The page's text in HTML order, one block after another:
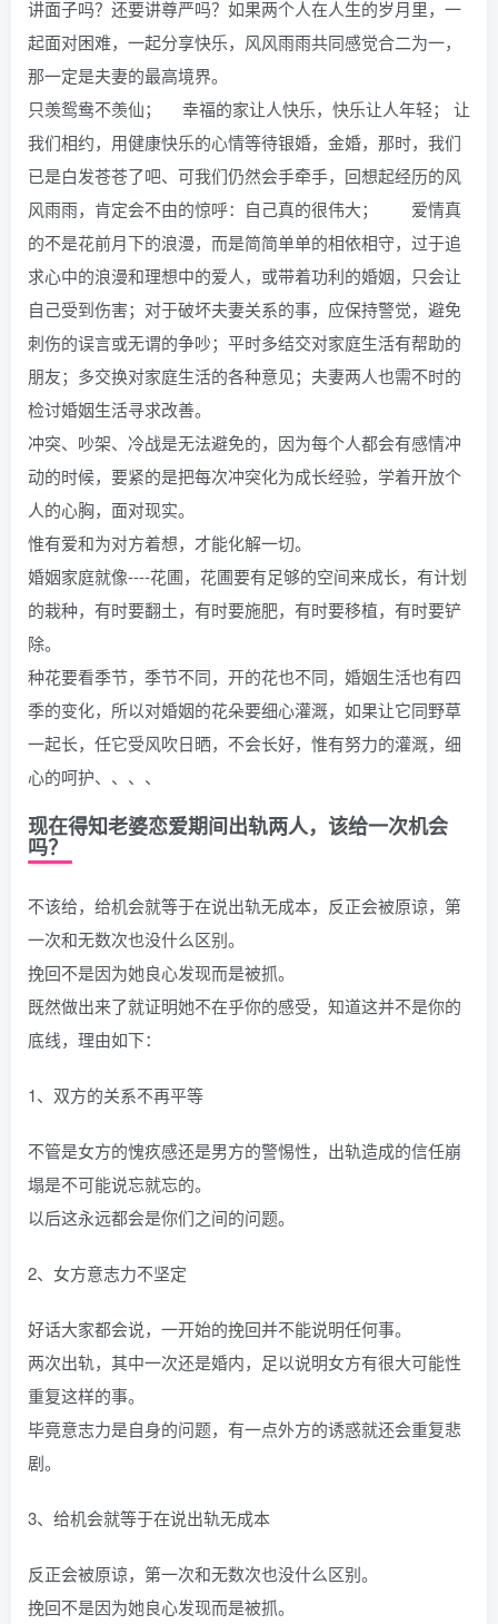
讲面子吗？还要讲尊严吗？如果两个人在人生的岁月里，一
起面对困难，一起分享快乐，风风雨雨共同感觉合二为一，
那一定是夫妻的最高境界。
只羡鸳鸯不羡仙； 幸福的家让人快乐，快乐让人年轻； 让
我们相约，用健康快乐的心情等待银婚，金婚，那时，我们
已是白发苍苍了吧、可我们仍然会手牵手，回想起经历的风
风雨雨，肯定会不由的惊呼：自己真的很伟大； 爱情真
的不是花前月下的浪漫，而是简简单单的相依相守，过于追
求心中的浪漫和理想中的爱人，或带着功利的婚姻，只会让
自己受到伤害；对于破坏夫妻关系的事，应保持警觉，避免
刺伤的误言或无谓的争吵；平时多结交对家庭生活有帮助的
朋友；多交换对家庭生活的各种意见；夫妻两人也需不时的
检讨婚姻生活寻求改善。
冲突、吵架、冷战是无法避免的，因为每个人都会有感情冲
动的时候，要紧的是把每次冲突化为成长经验，学着开放个
人的心胸，面对现实。
惟有爱和为对方着想，才能化解一切。
婚姻家庭就像----花圃，花圃要有足够的空间来成长，有计划
的栽种，有时要翻土，有时要施肥，有时要移植，有时要铲
除。
种花要看季节，季节不同，开的花也不同，婚姻生活也有四
季的变化，所以对婚姻的花朵要细心灌溉，如果让它同野草
一起长，任它受风吹日晒，不会长好，惟有努力的灌溉，细
心的呵护、、、、
现在得知老婆恋爱期间出轨两人，该给一次机会
吗？
不该给，给机会就等于在说出轨无成本，反正会被原谅，第
一次和无数次也没什么区别。
挽回不是因为她良心发现而是被抓。
既然做出来了就证明她不在乎你的感受，知道这并不是你的
底线，理由如下：
1、双方的关系不再平等
不管是女方的愧疚感还是男方的警惕性，出轨造成的信任崩
塌是不可能说忘就忘的。
以后这永远都会是你们之间的问题。
2、女方意志力不坚定
好话大家都会说，一开始的挽回并不能说明任何事。
两次出轨，其中一次还是婚内，足以说明女方有很大可能性
重复这样的事。
毕竟意志力是自身的问题，有一点外方的诱惑就还会重复悲
剧。
3、给机会就等于在说出轨无成本
反正会被原谅，第一次和无数次也没什么区别。
挽回不是因为她良心发现而是被抓。